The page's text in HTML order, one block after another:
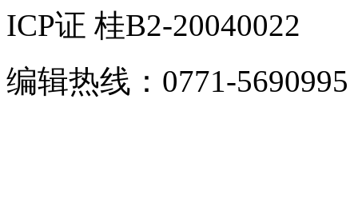
ICP证 桂B2-20040022
编辑热线：0771-5690995